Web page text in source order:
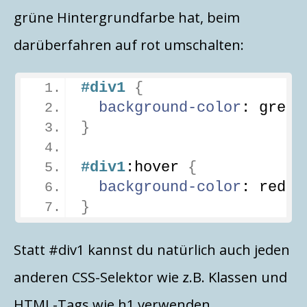
grüne Hintergrundfarbe hat, beim
darüberfahren auf rot umschalten:
#div1 {
background-color :
}
#div1 :hover
{
background-color : red;
}
Statt #div1 kannst du natürlich auch jeden
anderen CSS-Selektor wie z.B. Klassen und